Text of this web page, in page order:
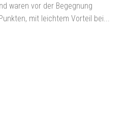
waren vor der Begegnung
mit leichtem Vorteil bei...